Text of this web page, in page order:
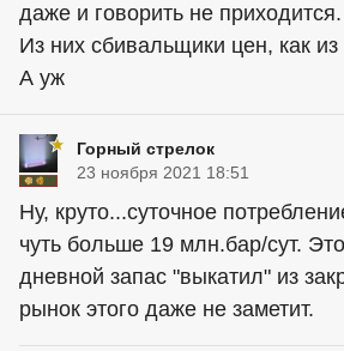
даже и говорить не приходится.
Из них сбивальщики цен, как
А уж
Горный стрелок
23 ноября 2021 18:51
Ну, круто...суточное
чуть больше 19 млн.бар/сут.
дневной запас "выкатил" из
рынок этого даже не заметит.